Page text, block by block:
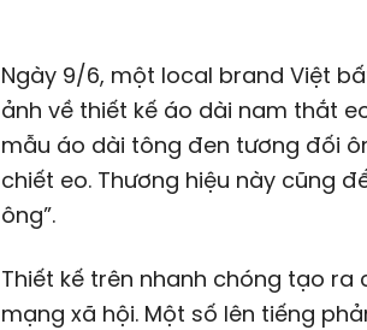
Ngày 9/6, một local brand Việt
ảnh về thiết kế áo dài nam thắt
mẫu áo dài tông đen tương đối
chiết eo. Thương hiệu này cũng
ông”.
Thiết kế trên nhanh chóng tạo ra
mạng xã hội. Một số lên tiếng